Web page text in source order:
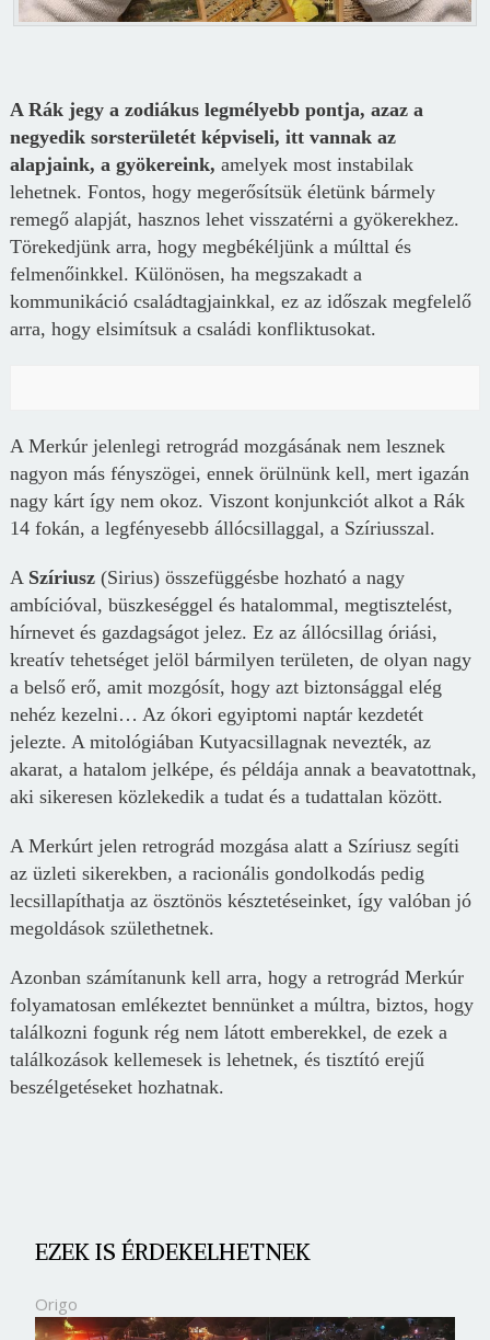
A Rák jegy a zodiákus legmélyebb pontja, azaz a
negyedik sorsterületét képviseli, itt vannak az
alapjaink, a gyökereink, amelyek most instabilak
lehetnek. Fontos, hogy megerősítsük életünk bármely
remegő alapját, hasznos lehet visszatérni a gyökerekhez.
Törekedjünk arra, hogy megbékéljünk a múlttal és
felmenőinkkel. Különösen, ha megszakadt a
kommunikáció családtagjainkkal, ez az időszak megfelelő
arra, hogy elsimítsuk a családi konfliktusokat.
A Merkúr jelenlegi retrográd mozgásának nem lesznek
nagyon más fényszögei, ennek örülnünk kell, mert igazán
nagy kárt így nem okoz. Viszont konjunkciót alkot a Rák
14 fokán, a legfényesebb állócsillaggal, a Szíriusszal.
A Szíriusz(Sirius) összefüggésbe hozható a nagy
ambícióval, büszkeséggel és hatalommal, megtisztelést,
hírnevet és gazdagságot jelez. Ez az állócsillag óriási,
kreatív tehetséget jelöl bármilyen területen, de olyan nagy
a belső erő, amit mozgósít, hogy azt biztonsággal elég
nehéz kezelni… Az ókori egyiptomi naptár kezdetét
jelezte. A mitológiában Kutyacsillagnak nevezték, az
akarat, a hatalom jelképe, és példája annak a beavatottnak,
aki sikeresen közlekedik a tudat és a tudattalan között.
A Merkúrt jelen retrográd mozgása alatt a Szíriusz segíti
az üzleti sikerekben, a racionális gondolkodás pedig
lecsillapíthatja az ösztönös késztetéseinket, így valóban jó
megoldások születhetnek.
Azonban számítanunk kell arra, hogy a retrográd Merkúr
folyamatosan emlékeztet bennünket a múltra, biztos, hogy
találkozni fogunk rég nem látott emberekkel, de ezek a
találkozások kellemesek is lehetnek, és tisztító erejű
beszélgetéseket hozhatnak.
EZEK IS ÉRDEKELHETNEK
Origo